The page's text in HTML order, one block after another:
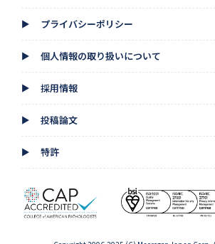
▲ プライバシーポリシー
▲ 個人情報の取り扱いについて
▲ 採用情報
▲ 投稿論文
▲ 特許